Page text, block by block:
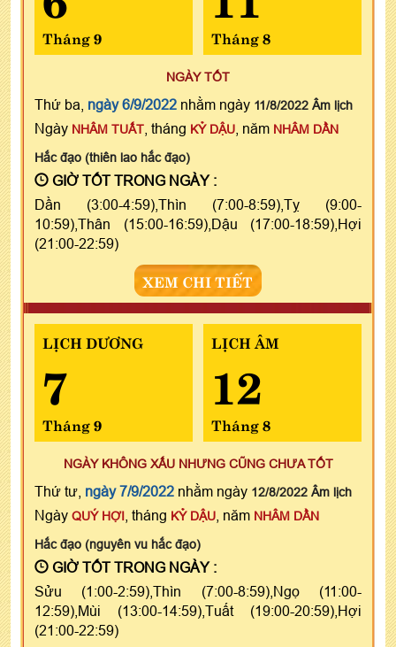
Tháng 9 Tháng 8
NGÀY TỐT
Thứ ba, ngày 6/9/2022 nhằm ngày 11/8/2022 Âm lịch
Ngày NHÂM TUẤT , tháng KỶ DẬU , năm NHÂM DẦN
Hắc đạo (thiên lao hắc đạo)
GIỜ TỐT TRONG NGÀY :
Dần (3:00-4:59),Thìn (7:00-8:59),Tỵ (9:00-
10:59),Thân (15:00-16:59),Dậu (17:00-18:59),Hợi
(21:00-22:59)
XEM CHI TIẾT
LỊCH DƯƠNG
7
Tháng 9
LỊCH ÂM
12
Tháng 8
NGÀY KHÔNG XẤU NHƯNG CŨNG CHƯA TỐT
Thứ tư, ngày 7/9/2022 nhằm ngày 12/8/2022 Âm lịch
Ngày QUÝ HỢI , tháng KỶ DẬU , năm NHÂM DẦN
Hắc đạo (nguyên vu hắc đạo)
GIỜ TỐT TRONG NGÀY :
Sửu (1:00-2:59),Thìn (7:00-8:59),Ngọ (11:00-
12:59),Mùi (13:00-14:59),Tuất (19:00-20:59),Hợi
(21:00-22:59)